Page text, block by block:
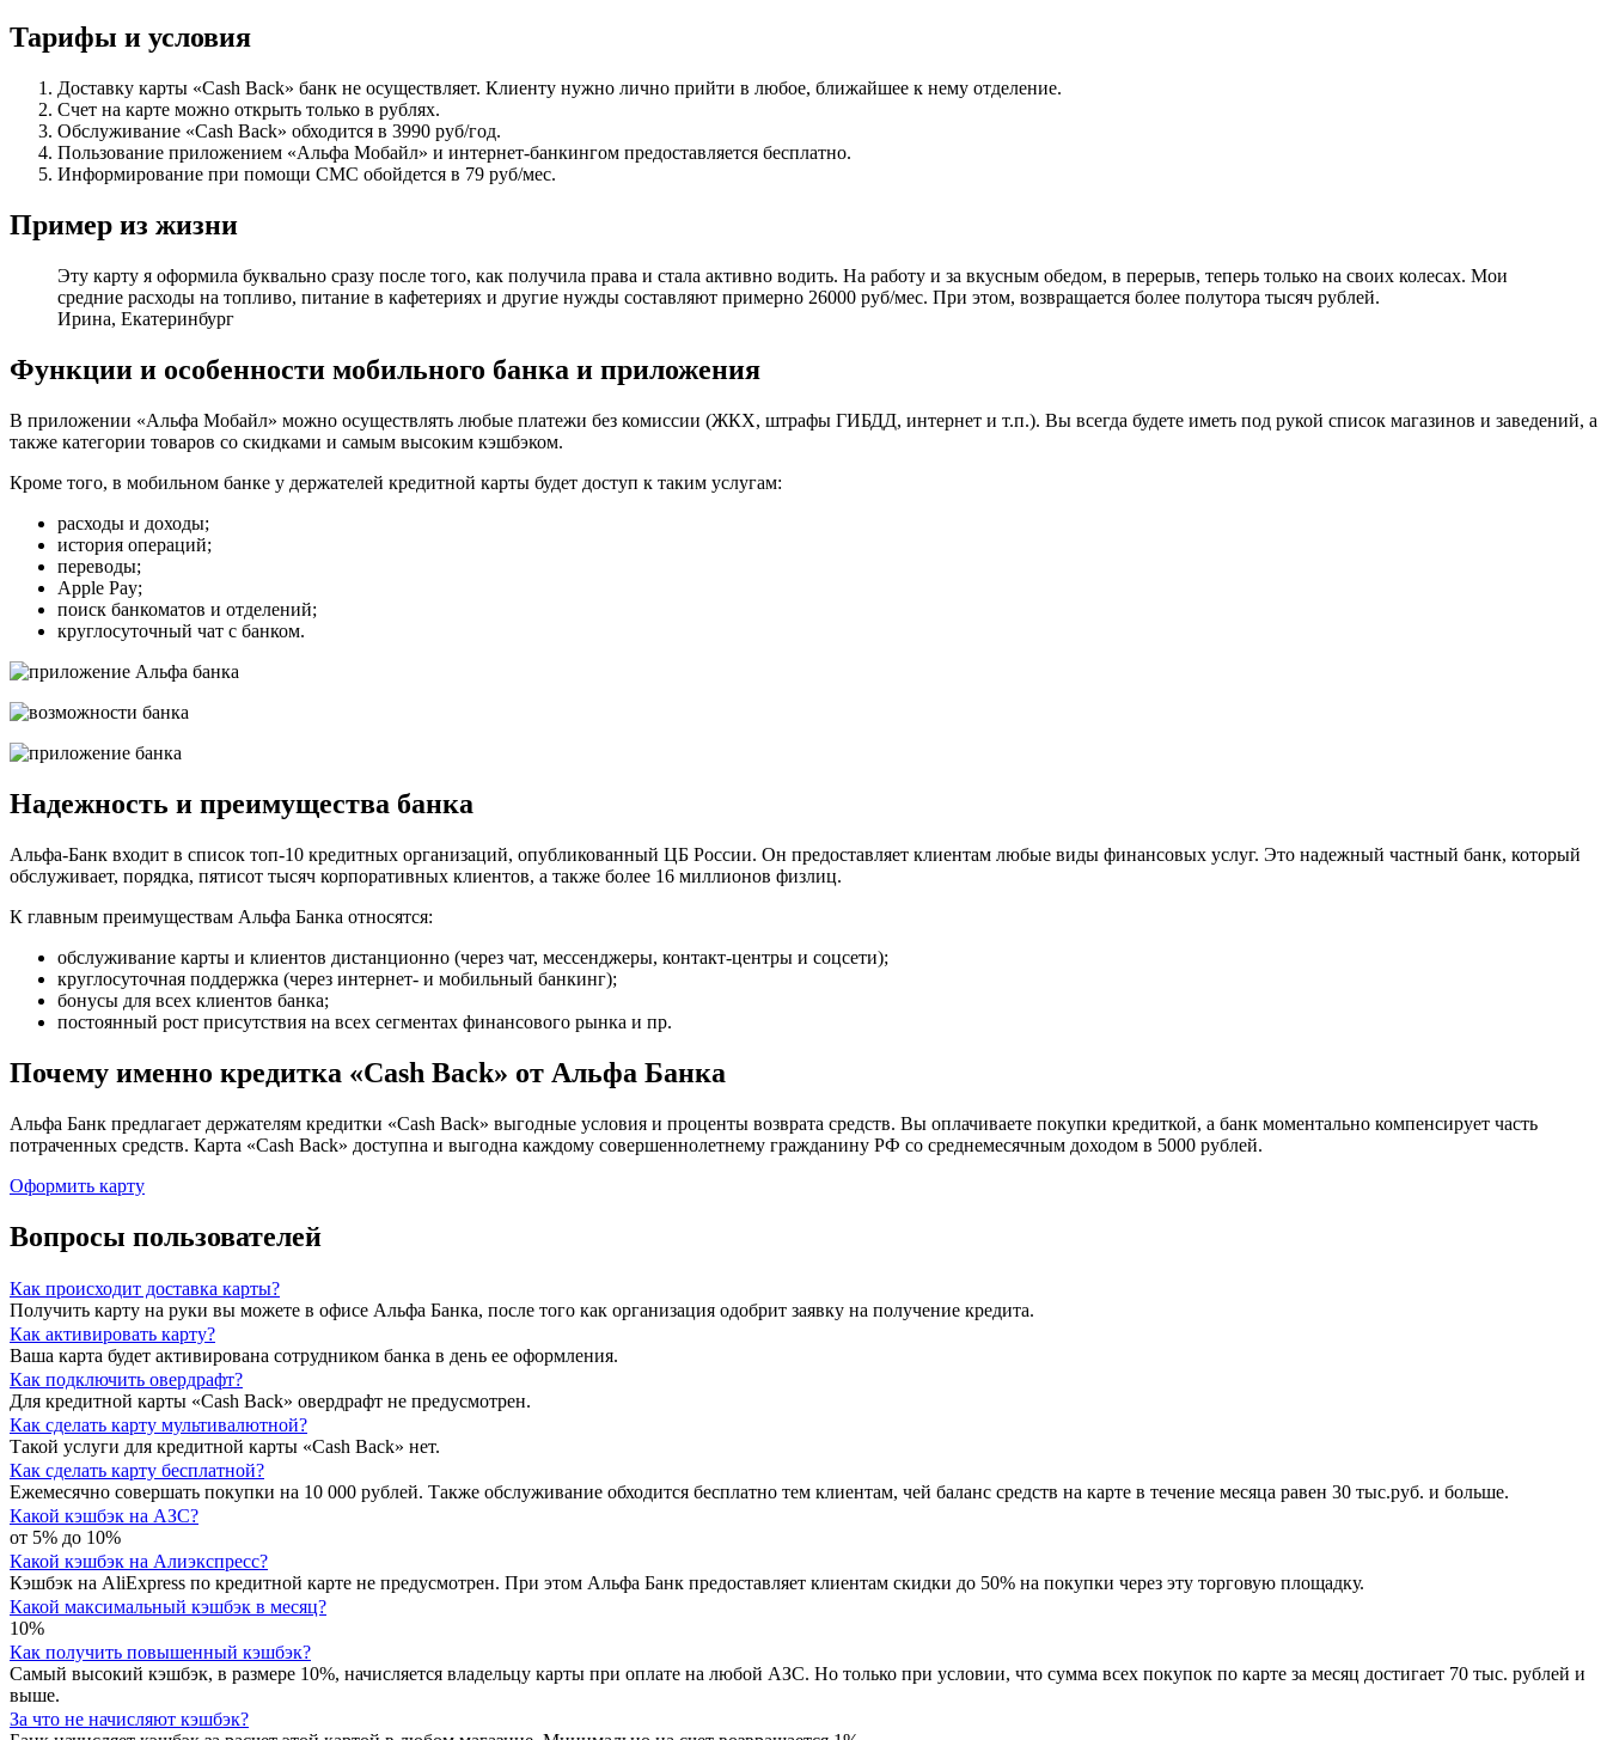
Тарифы и условия
Доставку карты «Cash Back» банк не осуществляет. Клиенту нужно лично прийти в любое, ближайшее к нему отделение.
Счет на карте можно открыть только в рублях.
Обслуживание «Cash Back» обходится в 3990 руб/год.
Пользование приложением «Альфа Мобайл» и интернет-банкингом предоставляется бесплатно.
Информирование при помощи СМС обойдется в 79 руб/мес.
Пример из жизни
Эту карту я оформила буквально сразу после того, как получила права и стала активно водить. На работу и за вкусным обедом, в перерыв, теперь только на своих колесах. Мои
средние расходы на топливо, питание в кафетериях и другие нужды составляют примерно 26000 руб/мес. При этом, возвращается более полутора тысяч рублей.
Ирина, Екатеринбург
Функции и особенности мобильного банка и приложения
В приложении «Альфа Мобайл» можно осуществлять любые платежи без комиссии (ЖКХ, штрафы ГИБДД, интернет и т.п.). Вы всегда будете иметь под рукой список магазинов и заведений, а
также категории товаров со скидками и самым высоким кэшбэком.
Кроме того, в мобильном банке у держателей кредитной карты будет доступ к таким услугам:
расходы и доходы;
история операций;
переводы;
Apple Pay;
поиск банкоматов и отделений;
круглосуточный чат с банком.
Надежность и преимущества банка
Альфа-Банк входит в список топ-10 кредитных организаций, опубликованный ЦБ России. Он предоставляет клиентам любые виды финансовых услуг. Это надежный частный банк, который
обслуживает, порядка, пятисот тысяч корпоративных клиентов, а также более 16 миллионов физлиц.
К главным преимуществам Альфа Банка относятся:
обслуживание карты и клиентов дистанционно (через чат, мессенджеры, контакт-центры и соцсети);
круглосуточная поддержка (через интернет- и мобильный банкинг);
бонусы для всех клиентов банка;
постоянный рост присутствия на всех сегментах финансового рынка и пр.
Почему именно кредитка «Cash Back» от Альфа Банка
Альфа Банк предлагает держателям кредитки «Cash Back» выгодные условия и проценты возврата средств. Вы оплачиваете покупки кредиткой, а банк моментально компенсирует часть
потраченных средств. Карта «Cash Back» доступна и выгодна каждому совершеннолетнему гражданину РФ со среднемесячным доходом в 5000 рублей.
Оформить карту
Вопросы пользователей
Как происходит доставка карты?
Получить карту на руки вы можете в офисе Альфа Банка, после того как организация одобрит заявку на получение кредита.
Как активировать карту?
Ваша карта будет активирована сотрудником банка в день ее оформления.
Как подключить овердрафт?
Для кредитной карты «Cash Back» овердрафт не предусмотрен.
Как сделать карту мультивалютной?
Такой услуги для кредитной карты «Сash Back» нет.
Как сделать карту бесплатной?
Ежемесячно совершать покупки на 10 000 рублей. Также обслуживание обходится бесплатно тем клиентам, чей баланс средств на карте в течение месяца равен 30 тыс.руб. и больше.
Какой кэшбэк на АЗС?
от 5% до 10%
Какой кэшбэк на Алиэкспресс?
Кэшбэк на AliExpress по кредитной карте не предусмотрен. При этом Альфа Банк предоставляет клиентам скидки до 50% на покупки через эту торговую площадку.
Какой максимальный кэшбэк в месяц?
10%
Как получить повышенный кэшбэк?
Самый высокий кэшбэк, в размере 10%, начисляется владельцу карты при оплате на любой АЗС. Но только при условии, что сумма всех покупок по карте за месяц достигает 70 тыс. рублей и
выше.
За что не начисляют кэшбэк?